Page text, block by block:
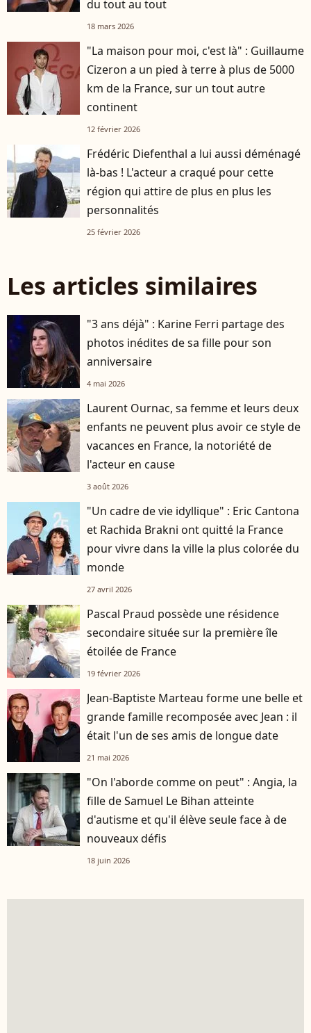
du tout au tout
18 mars 2026
"La maison pour moi, c'est là" : Guillaume
Cizeron a un pied à terre à plus de 5000
km de la France, sur un tout autre
continent
12 février 2026
Frédéric Diefenthal a lui aussi déménagé
là-bas ! L'acteur a craqué pour cette
région qui attire de plus en plus les
personnalités
25 février 2026
Les articles similaires
"3 ans déjà" : Karine Ferri partage des
photos inédites de sa fille pour son
anniversaire
4 mai 2026
Laurent Ournac, sa femme et leurs deux
enfants ne peuvent plus avoir ce style de
vacances en France, la notoriété de
l'acteur en cause
3 août 2026
"Un cadre de vie idyllique" : Eric Cantona
et Rachida Brakni ont quitté la France
pour vivre dans la ville la plus colorée du
monde
27 avril 2026
Pascal Praud possède une résidence
secondaire située sur la première île
étoilée de France
19 février 2026
Jean-Baptiste Marteau forme une belle et
grande famille recomposée avec Jean : il
était l'un de ses amis de longue date
21 mai 2026
"On l'aborde comme on peut" : Angia, la
fille de Samuel Le Bihan atteinte
d'autisme et qu'il élève seule face à de
nouveaux défis
18 juin 2026